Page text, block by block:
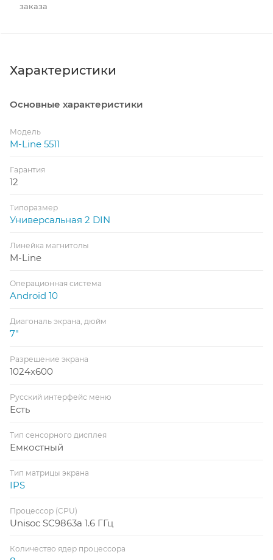
заказа
Характеристики
Основные характеристики
Модель
M-Line 5511
Гарантия
12
Типоразмер
Универсальная 2 DIN
Линейка магнитолы
M-Line
Операционная система
Android 10
Диагональ экрана, дюйм
7"
Разрешение экрана
1024x600
Русский интерфейс меню
Есть
Тип сенсорного дисплея
Емкостный
Тип матрицы экрана
IPS
Процессор (CPU)
Unisoc SC9863a 1.6 ГГц
Количество ядер процессора